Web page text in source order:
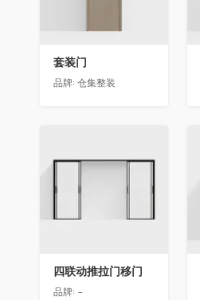
套装门
品牌: 仓集整装
四联动推拉门移门
品牌: -